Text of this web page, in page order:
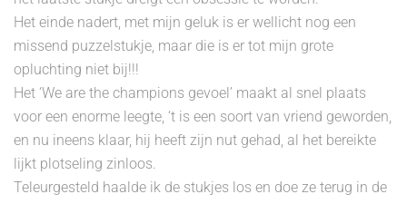
Het einde nadert, met mijn geluk is er wellicht nog een
missend puzzelstukje, maar die is er tot mijn grote
opluchting niet bij!!!
Het ‘We are the champions gevoel’ maakt al snel plaats
voor een enorme leegte, ‘t is een soort van vriend geworden,
en nu ineens klaar, hij heeft zijn nut gehad, al het bereikte
lijkt plotseling zinloos.
Teleurgesteld haalde ik de stukjes los en doe ze terug in de